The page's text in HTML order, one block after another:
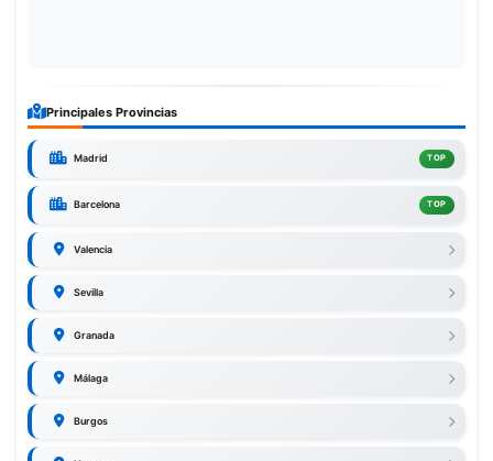
Principales Provincias
Madrid TOP
Barcelona TOP
Valencia
Sevilla
Granada
Málaga
Burgos